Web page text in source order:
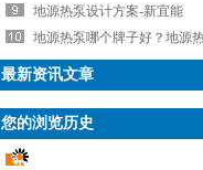
地源热泵设计方案-新宜能
最新资讯文章
您的浏览历史